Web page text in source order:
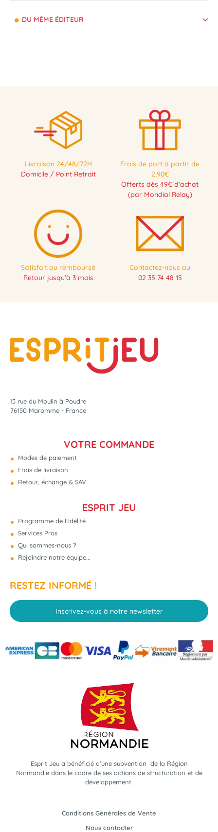
DU MÊME ÉDITEUR
Livraison 24/48/72H
Domicile / Point Retrait
Frais de port à partir de
2,90€
Offerts dès 49€ d'achat
(par Mondial Relay)
Satisfait ou remboursé
Retour jusqu'à 3 mois
Contactez-nous au
02 35 74 48 15
15 rue du Moulin à Poudre
76150 Maromme - France
VOTRE COMMANDE
Modes de paiement
Frais de livraison
Retour, échange & SAV
ESPRIT JEU
Programme de Fidélité
Services Pros
Qui sommes-nous ?
Rejoindre notre équipe...
RESTEZ INFORMÉ !
Inscrivez-vous à notre newsletter
Esprit Jeu a bénéficié d'une subvention de la Région
Normandie dans le cadre de ses actions de structuration et de
développement.
Conditions Générales de Vente
Nous contacter